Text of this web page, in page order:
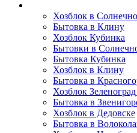
Хозблок в
Бытовка в Клину
Хозблок Кубинка
Бытовки в
Бытовка Кубинка
Хозблок в Клину
Бытовка в
Хозблок
Бытовка в
Хозблок в Дедовске
Бытовка в